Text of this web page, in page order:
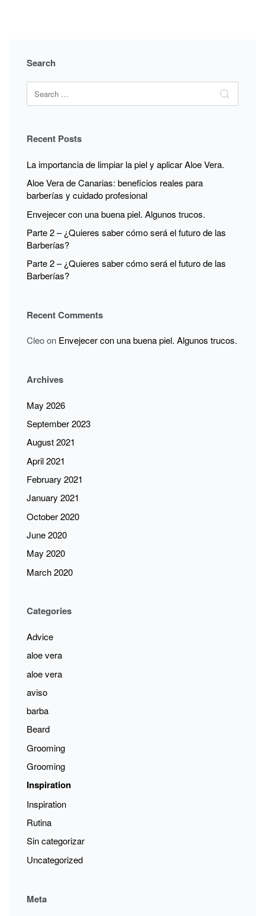
TU
PAREJA
EN
EL
SAN
Search
Search
for:
Search
Recent Posts
La importancia de limpiar la piel y aplicar Aloe Vera.
Aloe Vera de Canarias: beneficios reales para
barberías y cuidado profesional
Envejecer con una buena piel. Algunos trucos.
Parte 2 – ¿Quieres saber cómo será el futuro de las
Barberías?
Parte 2 – ¿Quieres saber cómo será el futuro de las
Barberías?
Recent Comments
Cleoon Envejecer con una buena piel. Algunos trucos.
Archives
May 2026
September 2023
August 2021
April 2021
February 2021
January 2021
October 2020
June 2020
May 2020
March 2020
Categories
Advice
aloe vera
aloe vera
aviso
barba
Beard
Grooming
Grooming
Inspiration
Inspiration
Rutina
Sin categorizar
Uncategorized
Meta